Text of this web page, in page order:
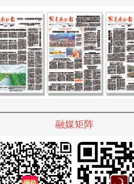
融媒矩阵